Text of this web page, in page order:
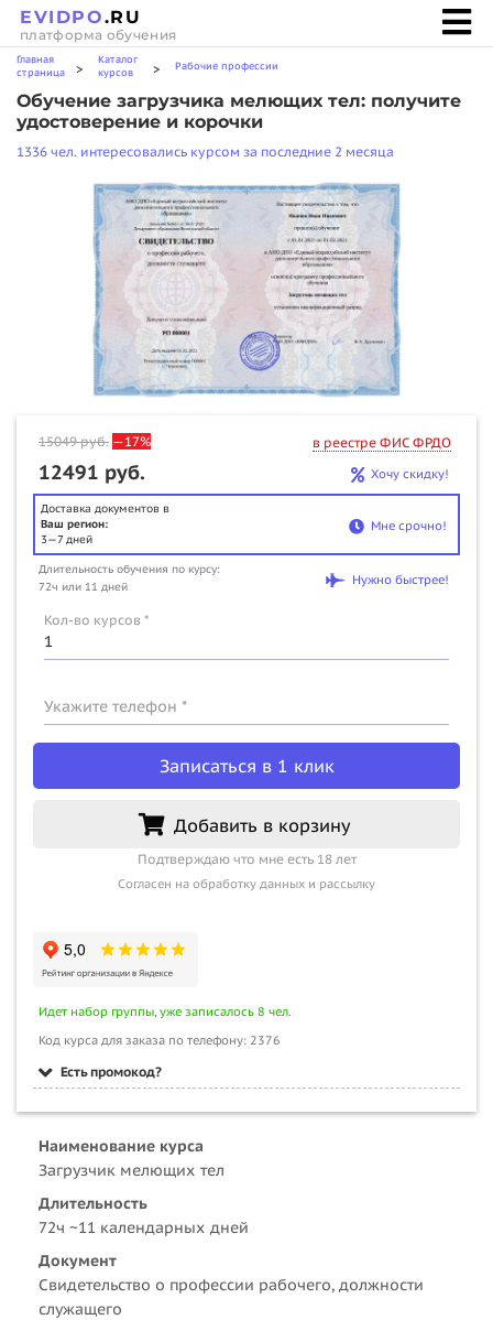
EVIDPO.RU
платформа обучения
Главная
страница
>
Каталог
курсов
> Рабочие профессии
Обучение загрузчика мелющих тел: получите
удостоверение и корочки
1336 чел. интересовались курсом за последние 2 месяца
15049руб. —17% в реестре ФИС ФРДО
12491 руб. Хочу скидку!
Доставка документов в
Ваш регион:
3—7 дней
Мне срочно!
Длительность обучения по курсу:
72ч или 11 дней
Нужно быстрее!
Кол-во курсов *
Укажите телефон *
Записаться в 1 клик
Добавить в корзину
Подтверждаю что мне есть 18 лет
Согласен на обработку данных и рассылку
Идет набор группы, уже записалось 8 чел.
Код курса для заказа по телефону: 2376
Есть промокод?
Наименование курса
Загрузчик мелющих тел
Длительность
72ч ~11 календарных дней
Документ
Свидетельство о профессии рабочего, должности
служащего